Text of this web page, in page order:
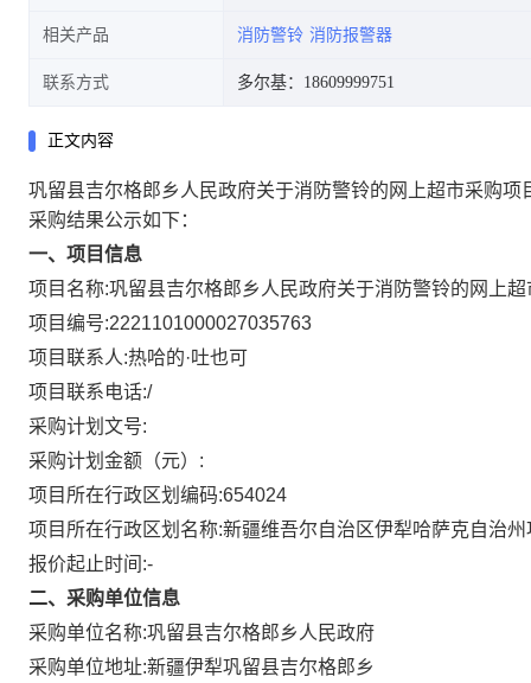
相关产品 消防警铃 消防报警器
联系方式 多尔基：18609999751
正文内容
巩留县吉尔格郎乡人民政府关于消防警铃的网上超市采购项
采购结果公示如下：
一、项目信息
项目名称:巩留县吉尔格郎乡人民政府关于消防警铃的网上
项目编号:2221101000027035763
项目联系人:热哈的·吐也可
项目联系电话:/
采购计划文号:
采购计划金额（元）:
项目所在行政区划编码:654024
项目所在行政区划名称:新疆维吾尔自治区伊犁哈萨克自治州
报价起止时间:-
二、采购单位信息
采购单位名称:巩留县吉尔格郎乡人民政府
采购单位地址:新疆伊犁巩留县吉尔格郎乡